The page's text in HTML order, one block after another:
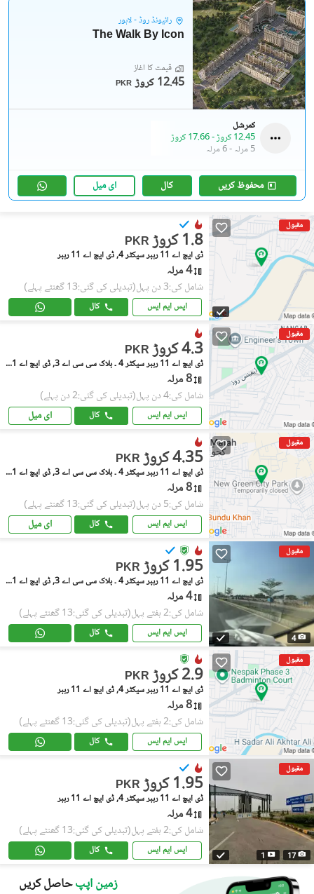
رائیونڈ روڈ - لاہور
The Walk By Icon
قیمت کا آغاز
PKR 12.45 کروڑ
کمرشل
12.45 کروڑ
-17.66 کروڑ
5 مرلہ
-6 مرلہ
محفوظ کریں کال ای میل
مقبول
PKR 1.8 کروڑ
ڈی ایچ اے 11 رہبر سیکٹر 4, ڈی ایچ اے 11 رہبر
4 مرلہ
شامل کی:3 دن پہل (تبدیلی کی گئی:13 گھنٹے پہلے)
ایس ایم ایس کال
مقبول
PKR 4.3 کروڑ
ڈی ایچ اے 11 رہبر سیکٹر 4 ۔ بلاک سی سی اے 3, ڈی ایچ اے 11 رہبر سیکٹر 4
8 مرلہ
شامل کی:4 دن پہل (تبدیلی کی گئی:2 دن پہلے)
ایس ایم ایس کال ای میل
مقبول
PKR 4.35 کروڑ
ڈی ایچ اے 11 رہبر سیکٹر 4 ۔ بلاک سی سی اے 3, ڈی ایچ اے 11 رہبر سیکٹر 4
8 مرلہ
شامل کی:5 دن پہل (تبدیلی کی گئی:13 گھنٹے پہلے)
ایس ایم ایس کال ای میل
مقبول
4
PKR 1.95 کروڑ
ڈی ایچ اے 11 رہبر سیکٹر 4 ۔ بلاک سی سی اے 3, ڈی ایچ اے 11 رہبر سیکٹر 4
4 مرلہ
شامل کی:2 ہفتے پہل (تبدیلی کی گئی:13 گھنٹے پہلے)
ایس ایم ایس کال
مقبول
PKR 2.9 کروڑ
ڈی ایچ اے 11 رہبر سیکٹر 4, ڈی ایچ اے 11 رہبر
8 مرلہ
شامل کی:2 ہفتے پہل (تبدیلی کی گئی:13 گھنٹے پہلے)
ایس ایم ایس کال
مقبول
17
1
PKR 1.95 کروڑ
ڈی ایچ اے 11 رہبر سیکٹر 4, ڈی ایچ اے 11 رہبر
4 مرلہ
شامل کی:2 ہفتے پہل (تبدیلی کی گئی:13 گھنٹے پہلے)
ایس ایم ایس کال
زمین اپپحاصل کریں